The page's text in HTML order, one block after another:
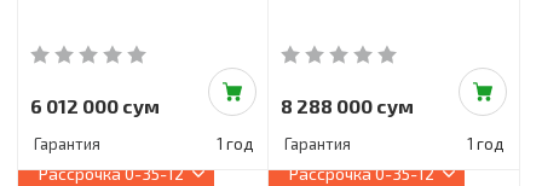
6 012 000 сум
Гарантия 1 год
8 288 000 сум
Гарантия 1 год
Рассрочка0-35-12 Рассрочка0-35-12